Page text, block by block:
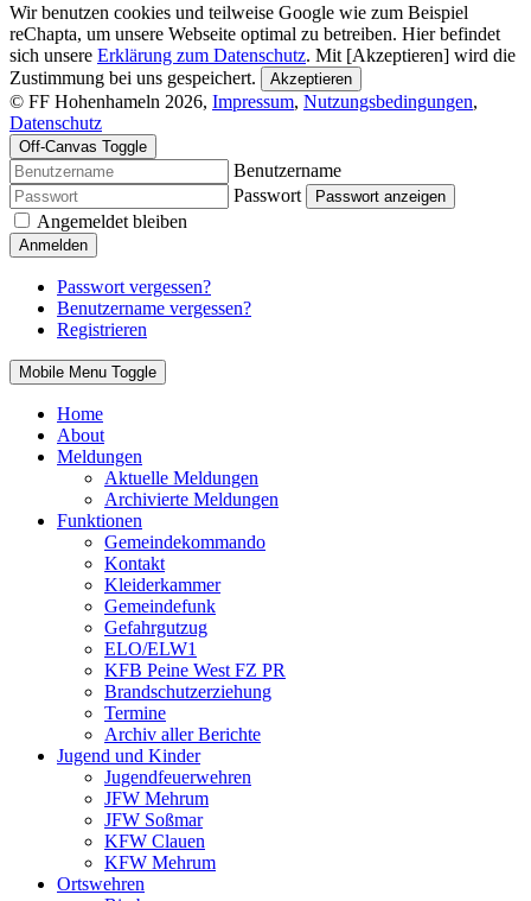
Wir benutzen cookies und teilweise Google wie zum Beispiel
reChapta, um unsere Webseite optimal zu betreiben. Hier befindet
sich unsere Erklärung zum Datenschutz. Mit [Akzeptieren] wird die
Zustimmung bei uns gespeichert.
Akzeptieren
© FF Hohenhameln 2026, Impressum, Nutzungsbedingungen,
Datenschutz
Off-Canvas Toggle
Benutzername
Passwort
Passwort anzeigen
Angemeldet bleiben
Anmelden
Passwort vergessen?
Benutzername vergessen?
Registrieren
Mobile Menu Toggle
Home
About
Meldungen
Aktuelle Meldungen
Archivierte Meldungen
Funktionen
Gemeindekommando
Kontakt
Kleiderkammer
Gemeindefunk
Gefahrgutzug
ELO/ELW1
KFB Peine West FZ PR
Brandschutzerziehung
Termine
Archiv aller Berichte
Jugend und Kinder
Jugendfeuerwehren
JFW Mehrum
JFW Soßmar
KFW Clauen
KFW Mehrum
Ortswehren